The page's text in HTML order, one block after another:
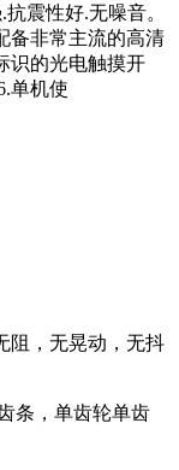
震性好.无噪音。
备非常主流的高清
识的光电触摸开
单机使
阻，无晃动，无抖
条，单齿轮单齿